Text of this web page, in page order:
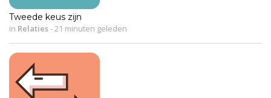
Tweede keus zijn
in Relaties-21 minuten geleden